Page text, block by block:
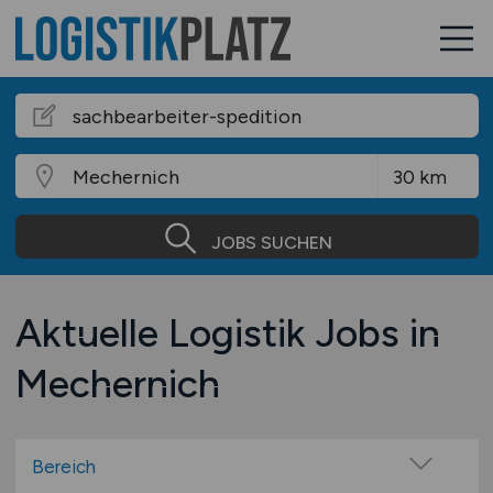
JOBS SUCHEN
Aktuelle Logistik Jobs in
Mechernich
Bereich